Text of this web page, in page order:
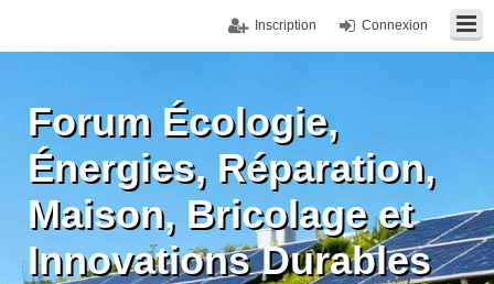
Connexion
Inscription
Forum Écologie,
Énergies, Réparation,
Maison, Bricolage et
Innovations Durables